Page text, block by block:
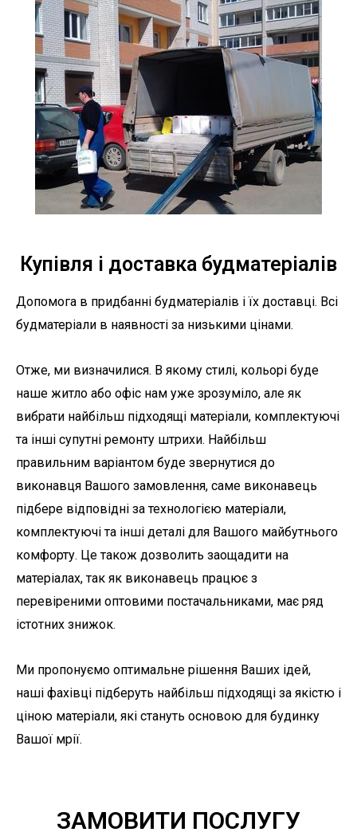
Купівля і доставка будматеріалів
Допомога в придбанні будматеріалів і їх доставці. Всі
будматеріали в наявності за низькими цінами.
Отже, ми визначилися. В якому стилі, кольорі буде
наше житло або офіс нам уже зрозуміло, але як
вибрати найбільш підходящі матеріали, комплектуючі
та інші супутні ремонту штрихи. Найбільш
правильним варіантом буде звернутися до
виконавця Вашого замовлення, саме виконавець
підбере відповідні за технологією матеріали,
комплектуючі та інші деталі для Вашого майбутнього
комфорту. Це також дозволить заощадити на
матеріалах, так як виконавець працює з
перевіреними оптовими постачальниками, має ряд
істотних знижок.
Ми пропонуємо оптимальне рішення Ваших ідей,
наші фахівці підберуть найбільш підходящі за якістю і
ціною матеріали, які стануть основою для будинку
Вашої мрії.
ЗАМОВИТИ ПОСЛУГУ